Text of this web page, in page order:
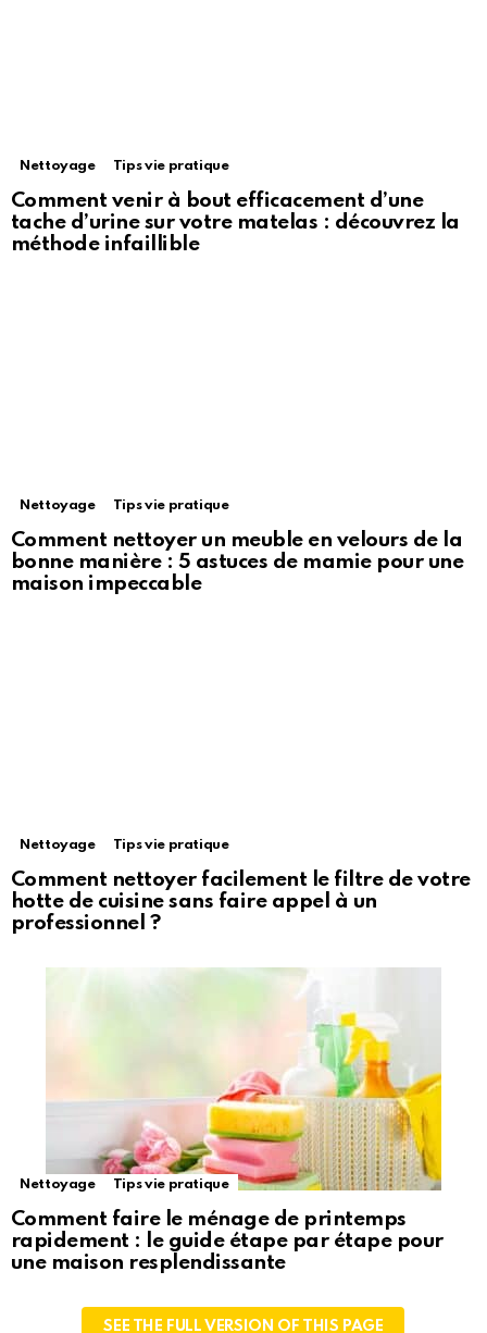
Nettoyage Tips vie pratique
Comment venir à bout efficacement d’une
tache d’urine sur votre matelas : découvrez la
méthode infaillible
Nettoyage Tips vie pratique
Comment nettoyer un meuble en velours de la
bonne manière : 5 astuces de mamie pour une
maison impeccable
Nettoyage Tips vie pratique
Comment nettoyer facilement le filtre de votre
hotte de cuisine sans faire appel à un
professionnel ?
Nettoyage Tips vie pratique
Comment faire le ménage de printemps
rapidement : le guide étape par étape pour
une maison resplendissante
SEE THE FULL VERSION OF THIS PAGE